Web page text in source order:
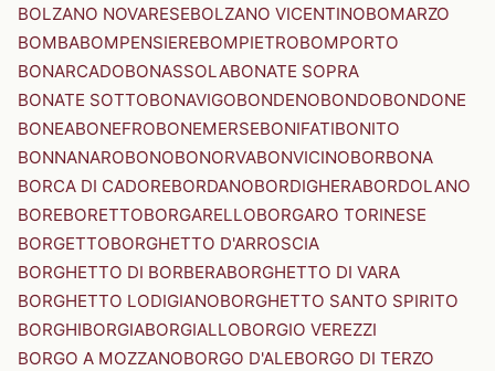
BOLZANO NOVARESEBOLZANO VICENTINOBOMARZO
BOMBABOMPENSIEREBOMPIETROBOMPORTO
BONARCADOBONASSOLABONATE SOPRA
BONATE SOTTOBONAVIGOBONDENOBONDOBONDONE
BONEABONEFROBONEMERSEBONIFATIBONITO
BONNANAROBONOBONORVABONVICINOBORBONA
BORCA DI CADOREBORDANOBORDIGHERABORDOLANO
BOREBORETTOBORGARELLOBORGARO TORINESE
BORGETTOBORGHETTO D'ARROSCIA
BORGHETTO DI BORBERABORGHETTO DI VARA
BORGHETTO LODIGIANOBORGHETTO SANTO SPIRITO
BORGHIBORGIABORGIALLOBORGIO VEREZZI
BORGO A MOZZANOBORGO D'ALEBORGO DI TERZO